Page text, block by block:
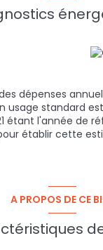
dépenses
usage standard
étant l'année de
établir cette
A PROPOS DE CE